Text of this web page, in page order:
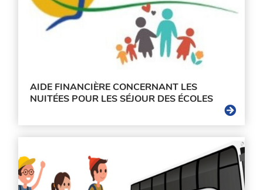
AIDE FINANCIÈRE CONCERNANT LES
NUITÉES POUR LES SÉJOUR DES ÉCOLES